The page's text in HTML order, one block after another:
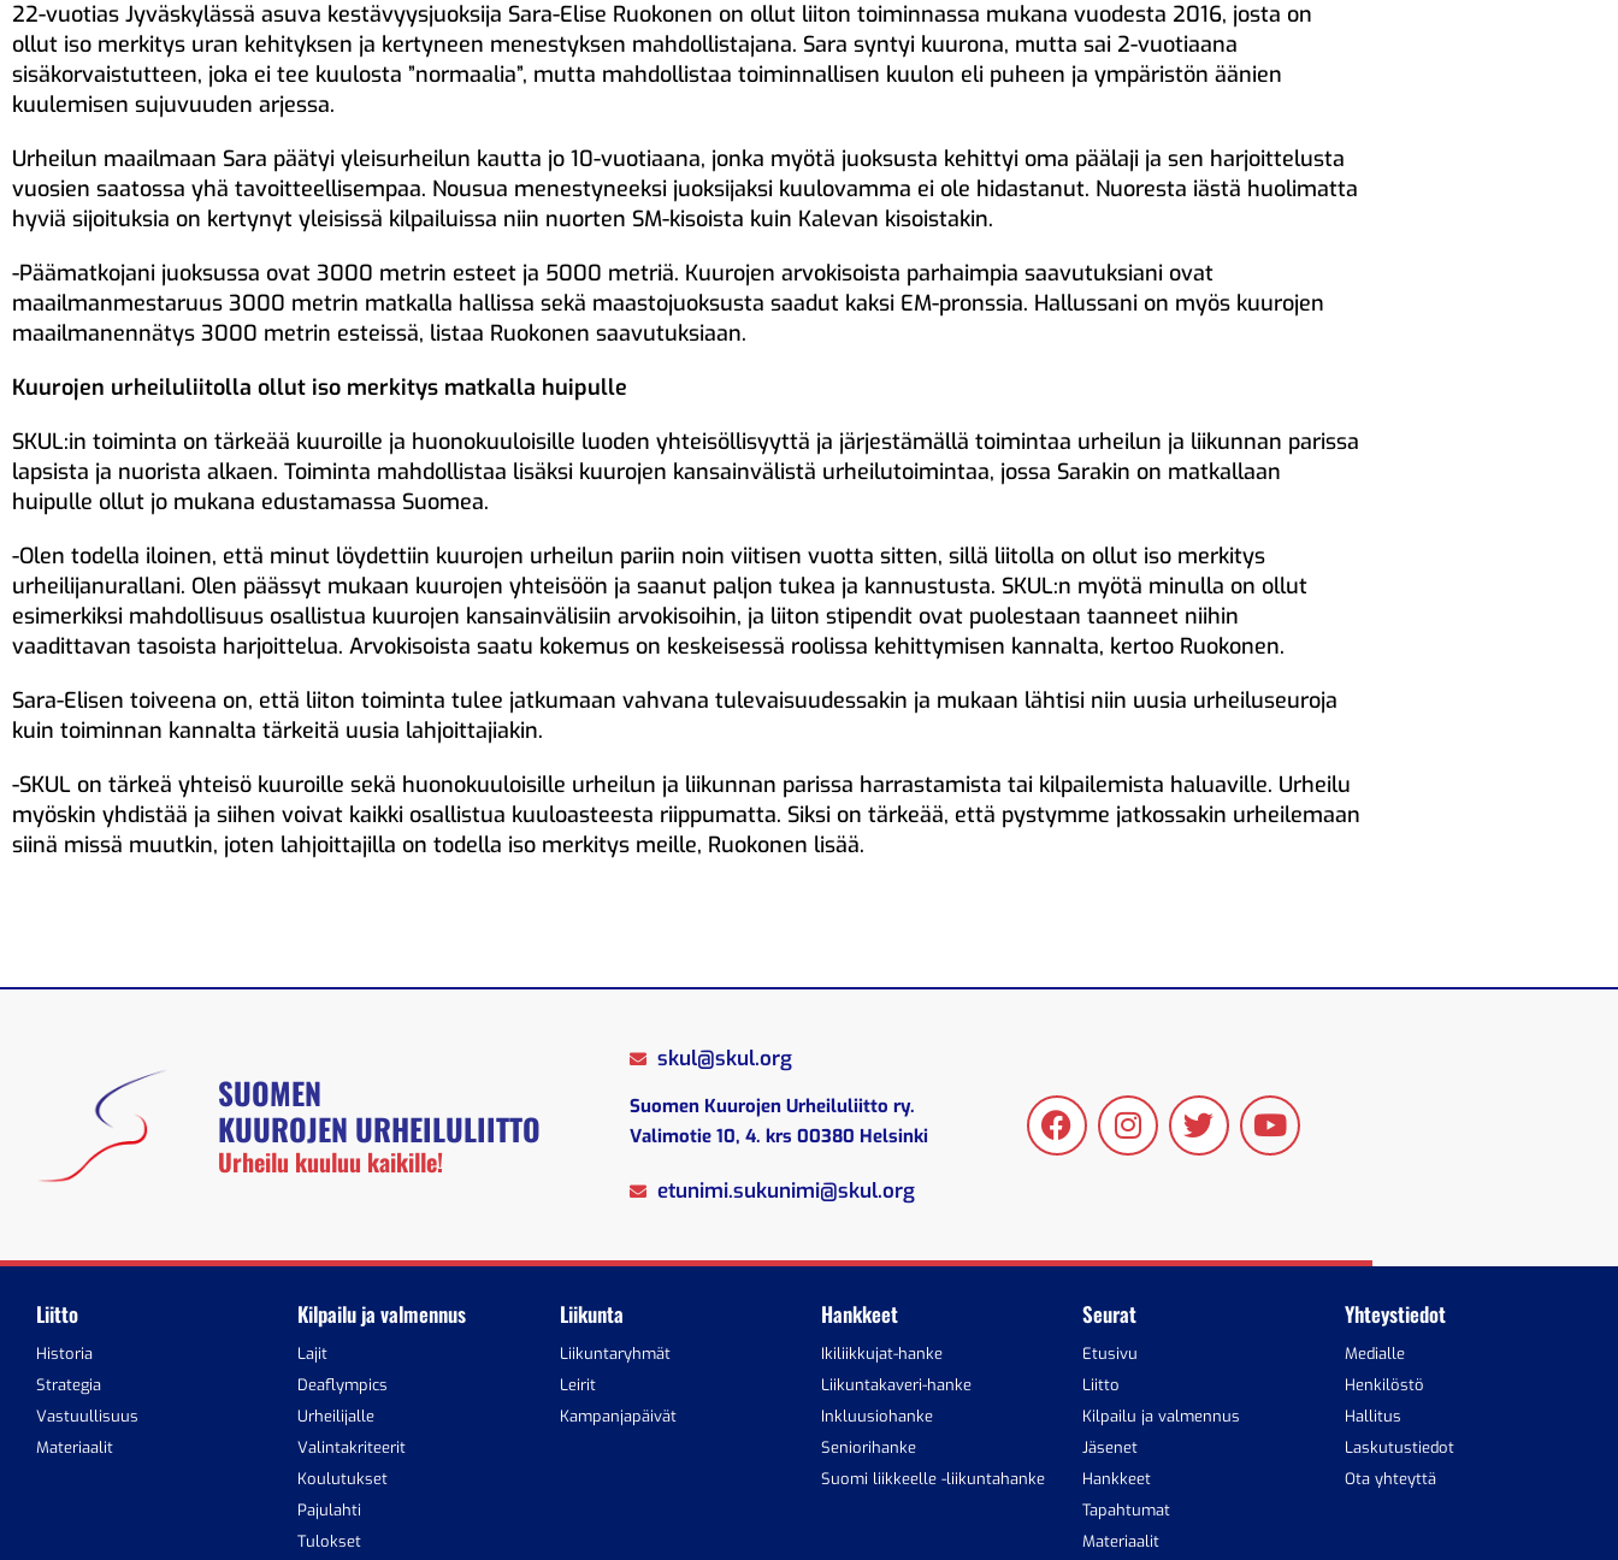
22-vuotias Jyväskylässä asuva kestävyysjuoksija Sara-Elise Ruokonen on ollut liiton toiminnassa mukana vuodesta 2016, josta on
ollut iso merkitys uran kehityksen ja kertyneen menestyksen mahdollistajana. Sara syntyi kuurona, mutta sai 2-vuotiaana
sisäkorvaistutteen, joka ei tee kuulosta ”normaalia”, mutta mahdollistaa toiminnallisen kuulon eli puheen ja ympäristön äänien
kuulemisen sujuvuuden arjessa.
Urheilun maailmaan Sara päätyi yleisurheilun kautta jo 10-vuotiaana, jonka myötä juoksusta kehittyi oma päälaji ja sen harjoittelusta
vuosien saatossa yhä tavoitteellisempaa. Nousua menestyneeksi juoksijaksi kuulovamma ei ole hidastanut. Nuoresta iästä huolimatta
hyviä sijoituksia on kertynyt yleisissä kilpailuissa niin nuorten SM-kisoista kuin Kalevan kisoistakin.
-Päämatkojani juoksussa ovat 3000 metrin esteet ja 5000 metriä. Kuurojen arvokisoista parhaimpia saavutuksiani ovat
maailmanmestaruus 3000 metrin matkalla hallissa sekä maastojuoksusta saadut kaksi EM-pronssia. Hallussani on myös kuurojen
maailmanennätys 3000 metrin esteissä, listaa Ruokonen saavutuksiaan.
Kuurojen urheiluliitolla ollut iso merkitys matkalla huipulle
SKUL:in toiminta on tärkeää kuuroille ja huonokuuloisille luoden yhteisöllisyyttä ja järjestämällä toimintaa urheilun ja liikunnan parissa
lapsista ja nuorista alkaen. Toiminta mahdollistaa lisäksi kuurojen kansainvälistä urheilutoimintaa, jossa Sarakin on matkallaan
huipulle ollut jo mukana edustamassa Suomea.
-Olen todella iloinen, että minut löydettiin kuurojen urheilun pariin noin viitisen vuotta sitten, sillä liitolla on ollut iso merkitys
urheilijanurallani. Olen päässyt mukaan kuurojen yhteisöön ja saanut paljon tukea ja kannustusta. SKUL:n myötä minulla on ollut
esimerkiksi mahdollisuus osallistua kuurojen kansainvälisiin arvokisoihin, ja liiton stipendit ovat puolestaan taanneet niihin
vaadittavan tasoista harjoittelua. Arvokisoista saatu kokemus on keskeisessä roolissa kehittymisen kannalta, kertoo Ruokonen.
Sara-Elisen toiveena on, että liiton toiminta tulee jatkumaan vahvana tulevaisuudessakin ja mukaan lähtisi niin uusia urheiluseuroja
kuin toiminnan kannalta tärkeitä uusia lahjoittajiakin.
-SKUL on tärkeä yhteisö kuuroille sekä huonokuuloisille urheilun ja liikunnan parissa harrastamista tai kilpailemista haluaville. Urheilu
myöskin yhdistää ja siihen voivat kaikki osallistua kuuloasteesta riippumatta. Siksi on tärkeää, että pystymme jatkossakin urheilemaan
siinä missä muutkin, joten lahjoittajilla on todella iso merkitys meille, Ruokonen lisää.
SUOMEN
KUUROJEN URHEILULIITTO
Urheilu kuuluu kaikille!
skul@skul.org
Suomen Kuurojen Urheiluliitto ry.
Valimotie 10, 4. krs 00380 Helsinki
etunimi.sukunimi@skul.org
Liitto
Historia
Strategia
Vastuullisuus
Materiaalit
Kilpailu ja valmennus
Lajit
Deaflympics
Urheilijalle
Valintakriteerit
Koulutukset
Pajulahti
Tulokset
Liikunta
Liikuntaryhmät
Leirit
Kampanjapäivät
Hankkeet
Ikiliikkujat-hanke
Liikuntakaveri-hanke
Inkluusiohanke
Seniorihanke
Suomi liikkeelle -liikuntahanke
Seurat
Etusivu
Liitto
Kilpailu ja valmennus
Jäsenet
Hankkeet
Tapahtumat
Materiaalit
Yhteystiedot
Medialle
Henkilöstö
Hallitus
Laskutustiedot
Ota yhteyttä